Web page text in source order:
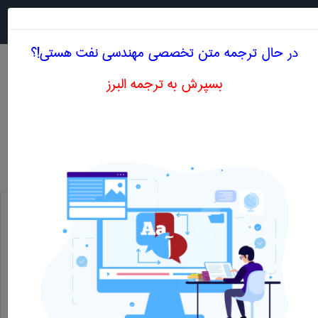
معادل انگلیسی لایه ی نفت دار
مهندسی نفت
لایه ی نفت دار
در حال ترجمه متن تخصصی مهندسی نفت هستی!؟
بسپرش به ترجمه البرز